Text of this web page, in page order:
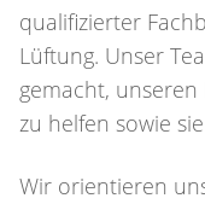
qualifizierter
Lüftung. Unser
gemacht,
zu helfen sowie
Wir orientieren